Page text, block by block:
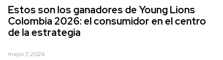
Estos son los ganadores de Young Lions
Colombia 2026: el consumidor en el centro
de la estrategia
mayo 7, 2026